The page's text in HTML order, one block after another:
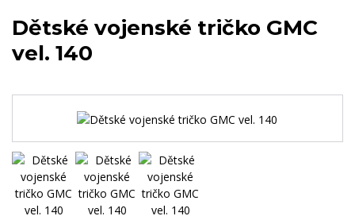
Dětské vojenské tričko GMC
vel. 140